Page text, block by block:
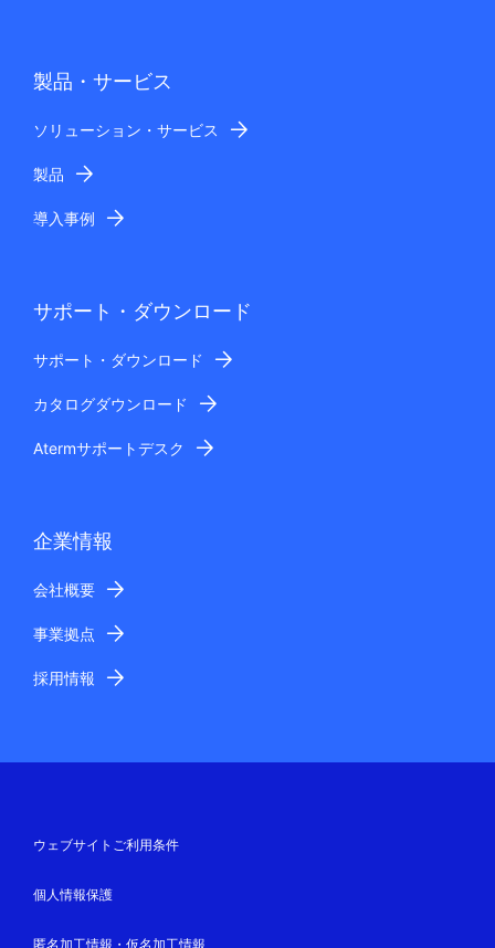
製品・サービス
ソリューション・サービス
製品
導入事例
サポート・ダウンロード
サポート・ダウンロード
カタログダウンロード
Atermサポートデスク
企業情報
会社概要
事業拠点
採用情報
ウェブサイトご利用条件
個人情報保護
匿名加工情報・仮名加工情報